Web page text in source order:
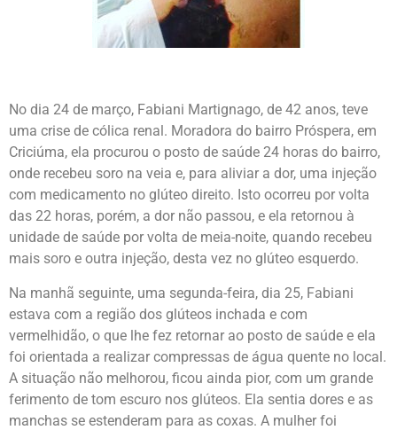
No dia 24 de março, Fabiani Martignago, de 42 anos, teve
uma crise de cólica renal. Moradora do bairro Próspera, em
Criciúma, ela procurou o posto de saúde 24 horas do bairro,
onde recebeu soro na veia e, para aliviar a dor, uma injeção
com medicamento no glúteo direito. Isto ocorreu por volta
das 22 horas, porém, a dor não passou, e ela retornou à
unidade de saúde por volta de meia-noite, quando recebeu
mais soro e outra injeção, desta vez no glúteo esquerdo.
Na manhã seguinte, uma segunda-feira, dia 25, Fabiani
estava com a região dos glúteos inchada e com
vermelhidão, o que lhe fez retornar ao posto de saúde e ela
foi orientada a realizar compressas de água quente no local.
A situação não melhorou, ficou ainda pior, com um grande
ferimento de tom escuro nos glúteos. Ela sentia dores e as
manchas se estenderam para as coxas. A mulher foi